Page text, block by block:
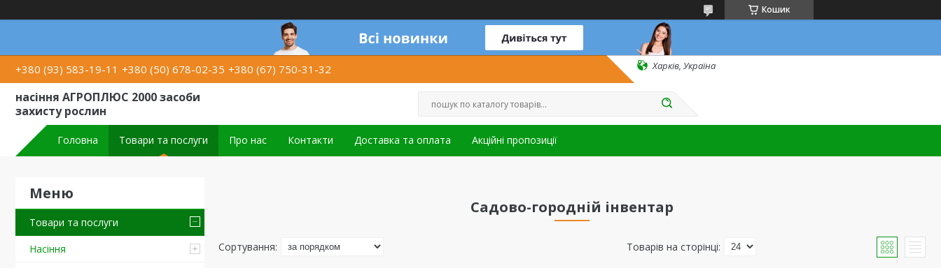
Кошик
+380 (93) 583-19-11 +380 (50) 678-02-35 +380 (67) 750-31-32 Харків, Україна
насіння АГРОПЛЮС 2000 засоби
захисту рослин
Головна Товари та послуги Про нас Контакти Доставка та оплата Акційні пропозиції
Товари та послуги
Насіння
Садово-городній інвентар